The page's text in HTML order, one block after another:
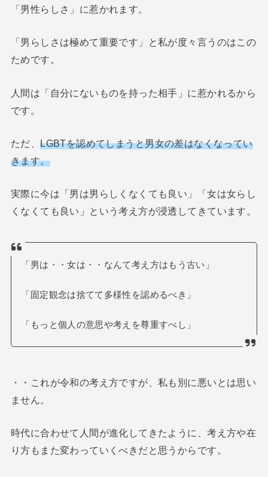
「男性らしさ」に惹かれます。
「男らしさは極めて重要です」と私が度々言うのはこの
ためです。
人間は「自分にないものを持った相手」に惹かれるから
です。
ただ、LGBTを認めてしまうと男女の差はなくなってい
きます。
実際に今は「男は男らしくなくても良い」「女は女らし
くなくても良い」という考え方が浸透してきています。
「男は・・女は・・なんて考え方はもう古い」
「固定観念は捨てて多様性を認めるべき」
「もっと個人の意思や考えを尊重すべし」
・・これが令和の考え方ですが、私も別に悪いとは思い
ません。
時代に合わせて人間が進化してきたように、考え方や在
り方もまた変わっていくべきだと思うからです。